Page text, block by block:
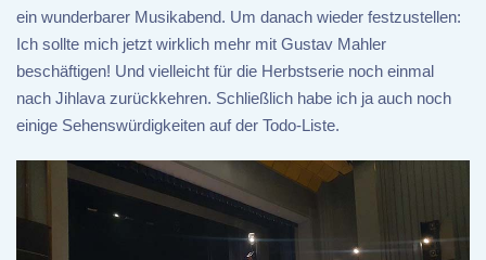
ein wunderbarer Musikabend. Um danach wieder festzustellen:
Ich sollte mich jetzt wirklich mehr mit Gustav Mahler
beschäftigen! Und vielleicht für die Herbstserie noch einmal
nach Jihlava zurückkehren. Schließlich habe ich ja auch noch
einige Sehenswürdigkeiten auf der Todo-Liste.